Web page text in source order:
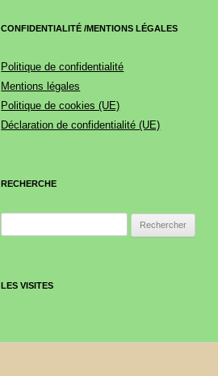
CONFIDENTIALITÉ /MENTIONS LÉGALES
Politique de confidentialité
Mentions légales
Politique de cookies (UE)
Déclaration de confidentialité (UE)
RECHERCHE
LES VISITES